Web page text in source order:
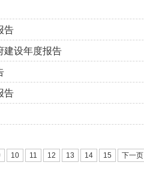
告
建设年度报告
告
10 11 12 13 14 15 下一页